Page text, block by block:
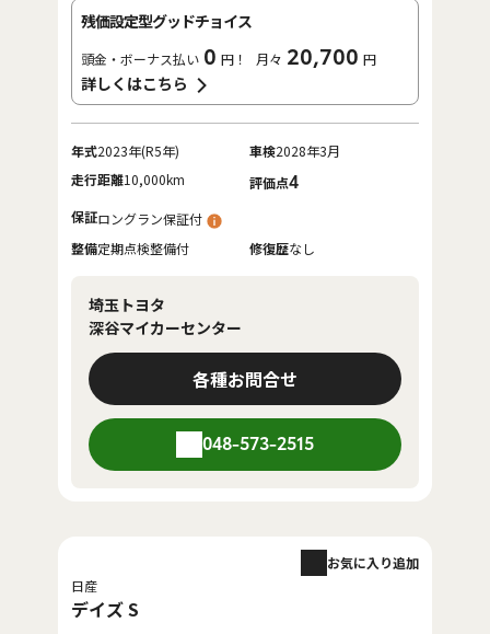
残価設定型グッドチョイス
頭金・ボーナス払い 0 円！ 月々 20,700 円
詳しくはこちら
年式2023年(R5年) 車検2028年3月
走行距離10,000km 評価点4
保証ロングラン保証付
整備定期点検整備付 修復歴なし
埼玉トヨタ
深谷マイカーセンター
各種お問合せ
048-573-2515
日産
デイズ S
お気に入り追加